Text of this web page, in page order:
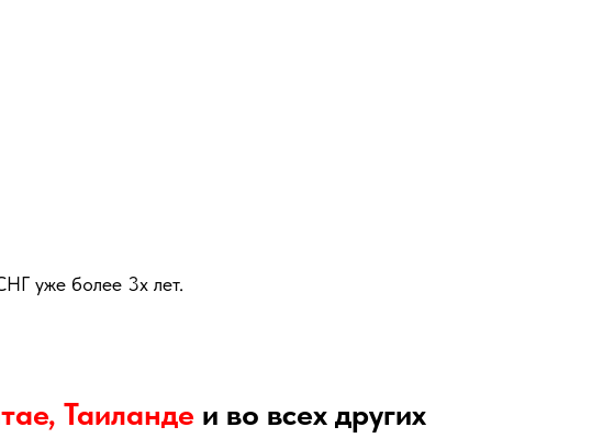
уже более 3x лет.
Таилaндe и во всех других